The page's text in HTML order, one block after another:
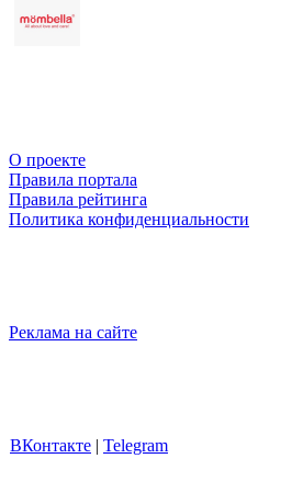
О проекте
Правила портала
Правила рейтинга
Политика конфиденциальности
Реклама на сайте
ВКонтакте | Telegram